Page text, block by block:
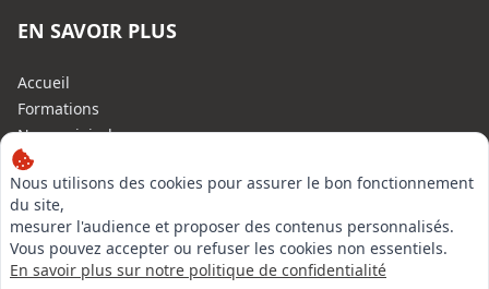
Nous utilisons des cookies pour assurer le bon fonctionnement
du site,
mesurer l'audience et proposer des contenus personnalisés.
Vous pouvez accepter ou refuser les cookies non essentiels.
En savoir plus sur notre politique de confidentialité
EN SAVOIR PLUS
Accueil
Formations
Nous rejoindre
Partenaires
Autres missions
Le C.N.E.
Membre IVSC
Logiciel